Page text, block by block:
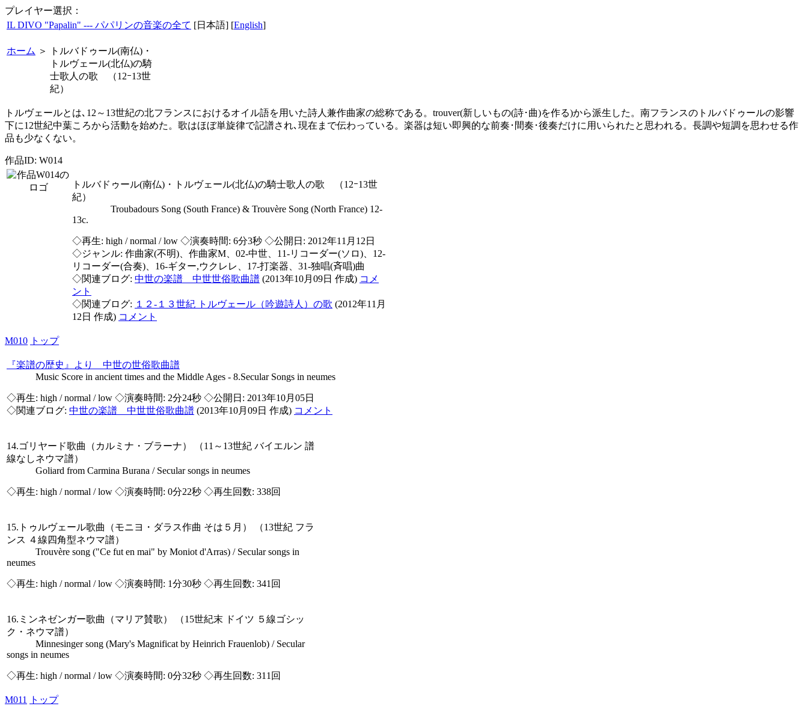
プレイヤー選択：
IL DIVO "Papalin" --- パパリンの音楽の全て [日本語] [English]
ホーム ＞
トルバドゥール(南仏)・
トルヴェール(北仏)の騎
士歌人の歌 （12ｰ13世
紀）
トルヴェールとは､12～13世紀の北フランスにおけるオイル語を用いた詩人兼作曲家の総称である。trouver(新しいもの(詩･曲)を作る)から派生した。南フランスのトルバドゥールの影響
下に12世紀中葉ころから活動を始めた。歌はほぼ単旋律で記譜され､現在まで伝わっている。楽器は短い即興的な前奏･間奏･後奏だけに用いられたと思われる。長調や短調を思わせる作
品も少なくない。
作品ID: W014
トルバドゥール(南仏)・トルヴェール(北仏)の騎士歌人の歌 （12ｰ13世
紀）
Troubadours Song (South France) & Trouvère Song (North France) 12-
13c.
◇再生: high / normal / low ◇演奏時間: 6分3秒 ◇公開日: 2012年11月12日
◇ジャンル: 作曲家(不明)、作曲家M、02-中世、11-リコーダー(ソロ)、12-
リコーダー(合奏)、16-ギター,ウクレレ、17-打楽器、31-独唱(斉唱)曲
◇関連ブログ: 中世の楽譜 中世世俗歌曲譜 (2013年10月09日 作成) コメ
ント
◇関連ブログ: １２-１３世紀 トルヴェール（吟遊詩人）の歌 (2012年11月
12日 作成) コメント
M010 トップ
『楽譜の歴史』より 中世の世俗歌曲譜
Music Score in ancient times and the Middle Ages - 8.Secular Songs in neumes
◇再生: high / normal / low ◇演奏時間: 2分24秒 ◇公開日: 2013年10月05日
◇関連ブログ: 中世の楽譜 中世世俗歌曲譜 (2013年10月09日 作成) コメント
14.ゴリヤード歌曲（カルミナ・ブラーナ） （11～13世紀 バイエルン 譜
線なしネウマ譜）
Goliard from Carmina Burana / Secular songs in neumes
◇再生: high / normal / low ◇演奏時間: 0分22秒 ◇再生回数: 338回
15.トゥルヴェール歌曲（モニヨ・ダラス作曲 そは５月） （13世紀 フラ
ンス ４線四角型ネウマ譜）
Trouvère song ("Ce fut en mai" by Moniot d'Arras) / Secular songs in
neumes
◇再生: high / normal / low ◇演奏時間: 1分30秒 ◇再生回数: 341回
16.ミンネゼンガー歌曲（マリア賛歌） （15世紀末 ドイツ ５線ゴシッ
ク・ネウマ譜）
Minnesinger song (Mary's Magnificat by Heinrich Frauenlob) / Secular
songs in neumes
◇再生: high / normal / low ◇演奏時間: 0分32秒 ◇再生回数: 311回
M011 トップ